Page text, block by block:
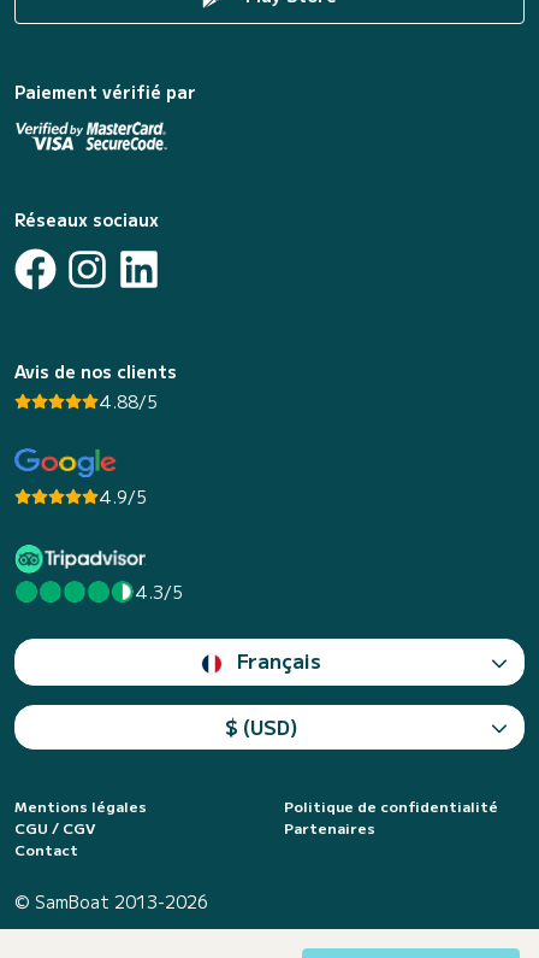
Paiement vérifié par
Réseaux sociaux
Avis de nos clients
4.88/5
4.9/5
4.3/5
Français
$ (USD)
Mentions légales
Politique de confidentialité
CGU / CGV
Partenaires
Contact
© SamBoat 2013-2026